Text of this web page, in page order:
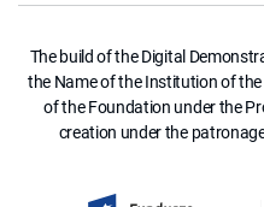
The build of the Digital
the Name of the Institution of
of the Foundation under the
creation under the